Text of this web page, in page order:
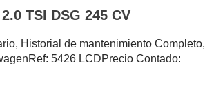
TSI DSG 245 CV
Historial de mantenimiento Completo,
5426 LCDPrecio Contado: